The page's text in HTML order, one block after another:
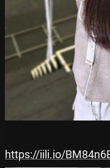
https://iili.io/